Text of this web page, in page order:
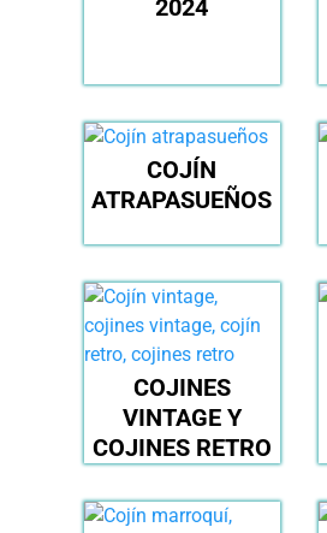
2024
COJÍN
ATRAPASUEÑOS
COJINES
VINTAGE Y
COJINES RETRO